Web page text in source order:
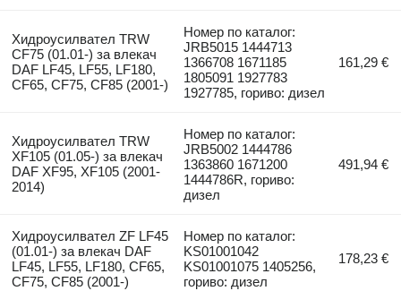
Хидроусилвател TRW
CF75 (01.01-) за влекач
DAF LF45, LF55, LF180,
CF65, CF75, CF85 (2001-)
Номер по каталог:
JRB5015 1444713
1366708 1671185
1805091 1927783
1927785, гориво: дизел
161,29 €
Хидроусилвател TRW
XF105 (01.05-) за влекач
DAF XF95, XF105 (2001-
2014)
Номер по каталог:
JRB5002 1444786
1363860 1671200
1444786R, гориво:
дизел
491,94 €
Хидроусилвател ZF LF45
(01.01-) за влекач DAF
LF45, LF55, LF180, CF65,
CF75, CF85 (2001-)
Номер по каталог:
KS01001042
KS01001075 1405256,
гориво: дизел
178,23 €